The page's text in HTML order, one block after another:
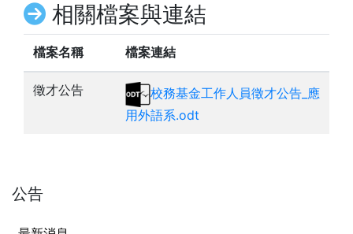
公告
相關檔案與連結
檔案名稱 檔案連結
徵才公告
校務基金工作人員徵才公告_應
用外語系.odt